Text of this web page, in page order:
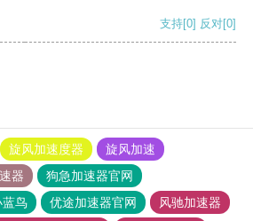
支持[0] 反对[0]
旋风加速度器
旋风加速
器
狗急加速器官网
蓝鸟 优途加速器官网
风驰加速器